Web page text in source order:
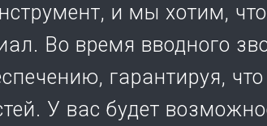
и мы хотим,
Во время вводного
гарантируя,
У вас будет